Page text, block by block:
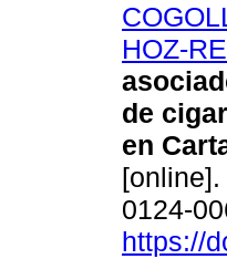
HOZ-
de
en
0124-
https://